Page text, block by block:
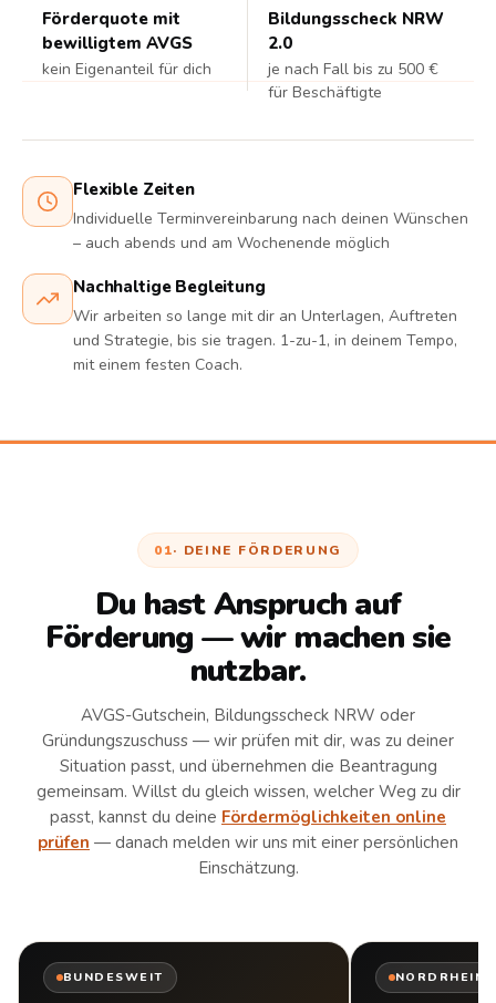
Förderquote mit
bewilligtem AVGS
kein Eigenanteil für dich
Bildungsscheck NRW
2.0
je nach Fall bis zu 500 €
für Beschäftigte
Flexible Zeiten
Individuelle Terminvereinbarung nach deinen Wünschen
– auch abends und am Wochenende möglich
Nachhaltige Begleitung
Wir arbeiten so lange mit dir an Unterlagen, Auftreten
und Strategie, bis sie tragen. 1-zu-1, in deinem Tempo,
mit einem festen Coach.
01· DEINE FÖRDERUNG
Du hastAnspruch auf
Förderung —wir machen sie
nutzbar.
AVGS-Gutschein, Bildungsscheck NRW oder
Gründungszuschuss — wir prüfen mit dir, was zu deiner
Situation passt, und übernehmen die Beantragung
gemeinsam. Willst du gleich wissen, welcher Weg zu dir
passt, kannst du deine Fördermöglichkeiten online
prüfen — danach melden wir uns mit einer persönlichen
Einschätzung.
BUNDESWEIT NORDRHEIN-